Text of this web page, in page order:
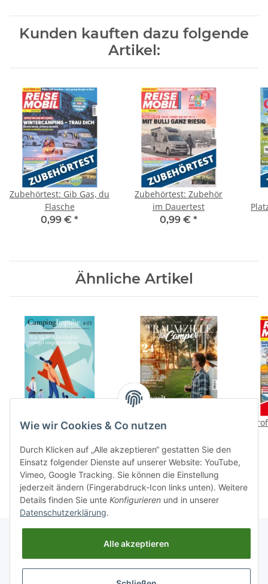
Kunden kauften dazu folgende
Artikel:
Zubehörtest: Gib Gas, du
Flasche
0,99 € *
Zubehörtest: Zubehör
im Dauertest
0,99 € *
Ähnliche Artikel
CampingImpulse 4/2023
Ausgabe
12,90 € *
Traumziele für Camper
"Wohlfühlplätze" E-
Paper oder Print-
Ausgabe
8,90 €*
Informationen
Wie wir Cookies & Co nutzen
Durch Klicken auf „Alle akzeptieren“ gestatten Sie den
Einsatz folgender Dienste auf unserer Website: YouTube,
Vimeo, Google Tracking. Sie können die Einstellung
jederzeit ändern (Fingerabdruck-Icon links unten). Weitere
Details finden Sie unte Konfigurieren und in unserer
Datenschutzerklärung.
Alle akzeptieren